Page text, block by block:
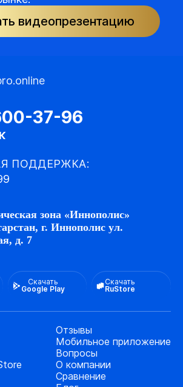
видеопрезентацию
37-96
ПОДДЕРЖКА:
зона «Иннополис»
г. Иннополис ул.
д. 7
Скачать
Google Play
Скачать
RuStore
Отзывы
Мобильное приложение
Вопросы
О компании
Сравнение